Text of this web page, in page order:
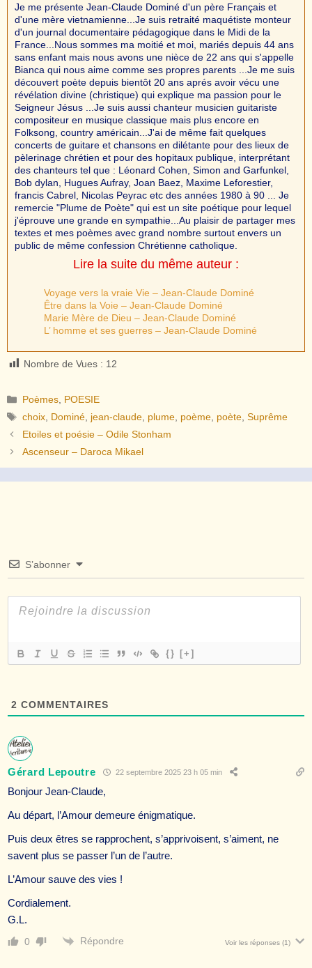
Je me présente Jean-Claude Dominé d'un père Français et
d'une mère vietnamienne...Je suis retraité maquétiste monteur
d'un journal documentaire pédagogique dans le Midi de la
France...Nous sommes ma moitié et moi, mariés depuis 44 ans
sans enfant mais nous avons une nièce de 22 ans qui s'appelle
Bianca qui nous aime comme ses propres parents ...Je me suis
découvert poète depuis bientôt 20 ans aprés avoir vécu une
révélation divine (christique) qui explique ma passion pour le
Seigneur Jésus ...Je suis aussi chanteur musicien guitariste
compositeur en musique classique mais plus encore en
Folksong, country américain...J'ai de même fait quelques
concerts de guitare et chansons en dilétante pour des lieux de
pèlerinage chrétien et pour des hopitaux publique, interprétant
des chanteurs tel que : Léonard Cohen, Simon and Garfunkel,
Bob dylan, Hugues Aufray, Joan Baez, Maxime Leforestier,
francis Cabrel, Nicolas Peyrac etc des années 1980 à 90 ... Je
remercie "Plume de Poète" qui est un site poétique pour lequel
j'éprouve une grande en sympathie...Au plaisir de partager mes
textes et mes poèmes avec grand nombre surtout envers un
public de même confession Chrétienne catholique.
Lire la suite du même auteur :
Voyage vers la vraie Vie – Jean-Claude Dominé
Être dans la Voie – Jean-Claude Dominé
Marie Mère de Dieu – Jean-Claude Dominé
L’ homme et ses guerres – Jean-Claude Dominé
Nombre de Vues : 12
Catégories
Poèmes POESIE
Étiquettes
choix Dominé jean-claude plume poème poète ,Suprême
Etoiles et poésie – Odile Stonham
Ascenseur – Daroca Mikael
S’abonner
{} [+]
2 COMMENTAIRES
Gérard Lepoutre 22 septembre 2025 23 h 05 min
Bonjour Jean-Claude,
Au départ, l’Amour demeure énigmatique.
Puis deux êtres se rapprochent, s’apprivoisent, s’aiment, ne
savent plus se passer l’un de l’autre.
L’Amour sauve des vies !
Cordialement.
G.L.
0 Répondre Voir les réponses (1)